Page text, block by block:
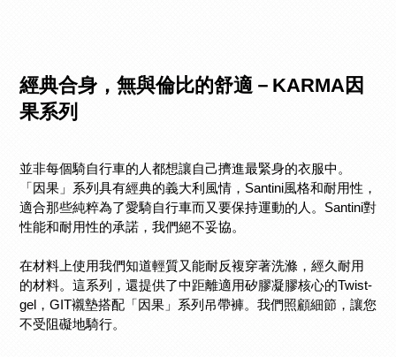
經典合身，無與倫比的舒適－KARMA因
果系列
並非每個騎自行車的人都想讓自己擠進最緊身的衣服中。
「因果」系列具有經典的義大利風情，Santini風格和耐用性，
適合那些純粹為了愛騎自行車而又要保持運動的人。Santini對
性能和耐用性的承諾，我們絕不妥協。
在材料上使用我們知道輕質又能耐反複穿著洗滌，經久耐用
的材料。這系列，還提供了中距離適用矽膠凝膠核心的Twist-
gel，GIT襯墊搭配「因果」系列吊帶褲。我們照顧細節，讓您
不受阻礙地騎行。